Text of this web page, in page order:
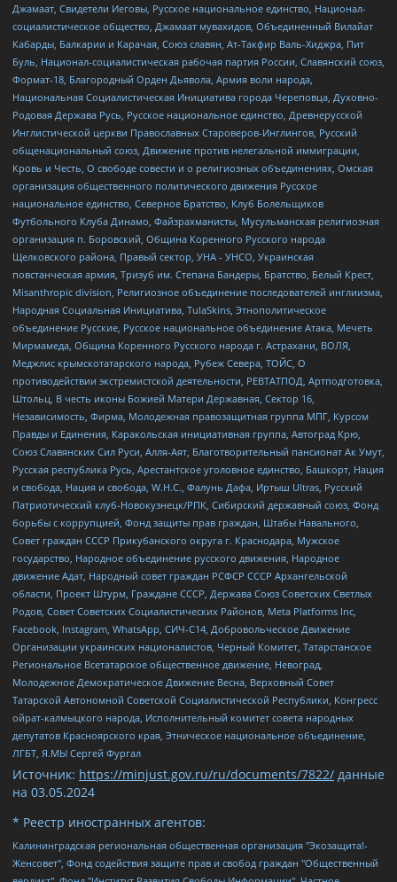
Джамаат, Свидетели Иеговы, Русское национальное единство, Национал-
социалистическое общество, Джамаат мувахидов, Объединенный Вилайат
Кабарды, Балкарии и Карачая, Союз славян, Ат-Такфир Валь-Хиджра, Пит
Буль, Национал-социалистическая рабочая партия России, Славянский союз,
Формат-18, Благородный Орден Дьявола, Армия воли народа,
Национальная Социалистическая Инициатива города Череповца, Духовно-
Родовая Держава Русь, Русское национальное единство, Древнерусской
Инглистической церкви Православных Староверов-Инглингов, Русский
общенациональный союз, Движение против нелегальной иммиграции,
Кровь и Честь, О свободе совести и о религиозных объединениях, Омская
организация общественного политического движения Русское
национальное единство, Северное Братство, Клуб Болельщиков
Футбольного Клуба Динамо, Файзрахманисты, Мусульманская религиозная
организация п. Боровский, Община Коренного Русского народа
Щелковского района, Правый сектор, УНА - УНСО, Украинская
повстанческая армия, Тризуб им. Степана Бандеры, Братство, Белый Крест,
Misanthropic division, Религиозное объединение последователей инглиизма,
Народная Социальная Инициатива, TulaSkins, Этнополитическое
объединение Русские, Русское национальное объединение Атака, Мечеть
Мирмамеда, Община Коренного Русского народа г. Астрахани, ВОЛЯ,
Меджлис крымскотатарского народа, Рубеж Севера, ТОЙС, О
противодействии экстремистской деятельности, РЕВТАТПОД, Артподготовка,
Штольц, В честь иконы Божией Матери Державная, Сектор 16,
Независимость, Фирма, Молодежная правозащитная группа МПГ, Курсом
Правды и Единения, Каракольская инициативная группа, Автоград Крю,
Союз Славянских Сил Руси, Алля-Аят, Благотворительный пансионат Ак Умут,
Русская республика Русь, Арестантское уголовное единство, Башкорт, Нация
и свобода, Нация и свобода, W.H.С., Фалунь Дафа, Иртыш Ultras, Русский
Патриотический клуб-Новокузнецк/РПК, Сибирский державный союз, Фонд
борьбы с коррупцией, Фонд защиты прав граждан, Штабы Навального,
Совет граждан СССР Прикубанского округа г. Краснодара, Мужское
государство, Народное объединение русского движения, Народное
движение Адат, Народный совет граждан РСФСР СССР Архангельской
области, Проект Штурм, Граждане СССР, Держава Союз Советских Светлых
Родов, Совет Советских Социалистических Районов, Meta Platforms Inc,
Facebook, Instagram, WhatsApp, СИЧ-С14, Добровольческое Движение
Организации украинских националистов, Черный Комитет, Татарстанское
Региональное Всетатарское общественное движение, Невоград,
Молодежное Демократическое Движение Весна, Верховный Совет
Татарской Автономной Советской Социалистической Республики, Конгресс
ойрат-калмыцкого народа, Исполнительный комитет совета народных
депутатов Красноярского края, Этническое национальное объединение,
ЛГБТ, Я.МЫ Сергей Фургал
Источник: https://minjust.gov.ru/ru/documents/7822/ данные
на 03.05.2024
* Реестр иностранных агентов:
Калининградская региональная общественная организация "Экозащита!-Женсовет", Фонд содействия защите прав и свобод граждан "Общественный вердикт", Фонд "Институт Развития Свободы Информации", Частное учреждение "Информационное агентство МЕМО. РУ", Региональная общественная организация "Общественная комиссия по сохранению наследия академика Сахарова", Фонд поддержки свободы прессы, Санкт-Петербургская общественная правозащитная организация "Гражданский контроль", Межрегиональная общественная организация "Информационно-просветительский центр "Мемориал", Региональный Фонд "Центр Защиты Прав Средств Массовой Информации", с 05.12.2023 Фонд "Центр Защиты Прав Средств массовой информации", Региональная общественная благотворительная организация помощи беженцам и мигрантам "Гражданское содействие", Негосударственное образовательное учреждение дополнительного профессионального образования (повышение квалификации) специалистов "АКАДЕМИЯ ПО ПРАВАМ ЧЕЛОВЕКА", Свердловская региональная общественная организация "Сутяжник", Автономная некоммерческая организация "Центр независимых социологических исследований", Союз общественных объединений "Российский исследовательский центр по правам человека", Региональное общественное учреждение научно-информационный центр "МЕМОРИАЛ", Некоммерческая организация "Фонд защиты гласности", Автономная некоммерческая организация "Институт прав человека", Городская общественная организация "Екатеринбургское общество "МЕМОРИАЛ", Городская общественная организация "Рязанское историко-просветительское и правозащитное общество "Мемориал" (Рязанский Мемориал), Челябинский региональный орган общественной самодеятельности – женское общественное объединение "Женщины Евразии", Челябинский региональный орган общественной самодеятельности "Уральская правозащитная группа", Фонд содействия защите здоровья и социальной справедливости имени Андрея Рылькова, Автономная Некоммерческая Организация "Аналитический Центр Юрия Левады", Автономная некоммерческая организация социальной поддержки населения "Проект Апрель", Региональная общественная организация помощи женщинам и детям, находящимся в кризисной ситуации "Информационно-методический центр "Анна", Фонд содействия развитию массовых коммуникаций и правовому просвещению "Так-так-Так", Фонд содействия устойчивому развитию "Серебряная тайга", Свердловский региональный общественный фонд социальных проектов "Новое время", "Idel.Реалии", Кавказ.Реалии, Крым.Реалии, Телеканал Настоящее Время, Татаро-башкирская служба Радио Свобода (Azatliq Radiosi), Радио Свободная Европа/Радио Свобода (PCE/PC), "Сибирь.Реалии", "Фактограф", Благотворительный фонд помощи осужденным и их семьям, Автономная некоммерческая организация "Институт глобализации и социальных движений", Фонд "В защиту прав заключенных", Частное учреждение "Центр поддержки и содействия развитию средств массовой информации", Пензенский региональный общественный благотворительный фонд "Гражданский союз", "Север.Реалии", Некоммерческая организация Фонд "Правовая инициатива", Общество с ограниченной ответственностью "Радио Свободная Европа/Радио Свобода", Чешское информационное агентство "MEDIUM-ORIENT", Красноярская региональная общественная организация "Мы против СПИДа", Камалягин Денис Николаевич, Маркелов Сергей Евгеньевич, Пономарев Лев Александрович, Савицкая Людмила Алексеевна, Автономная некоммерческая организация "Центр по работе с проблемой насилия "НАСИЛИЮ.НЕТ", Межрегиональный профессиональный союз работников здравоохранения "Альянс врачей", Юридическое лицо, зарегистрированное в Латвийской Республике, SIA "Medusa Project" (регистрационный номер 40103797863, дата регистрации 10.06.2014), Некоммерческая организация "Фонд по борьбе с коррупцией", Автономная некоммерческая организация "Институт права и публичной политики", Баданин Роман Сергеевич, Гликин Максим Александрович, Железнова Мария Михайловна, Лукьянова Юлия Сергеевна, Маетная Елизавета Витальевна, Маняхин Петр Борисович, Чуракова Ольга Владимировна, Ярош Юлия Петровна, Юридическое лицо "The Insider SIA", зарегистрированное в Риге, Латвийская Республика (дата регистрации 26.06.2015), являющееся администратором доменного имени интернет-издания "The Insider SIA", https://theins.ru, Постернак Алексей Евгеньевич, Рубин Михаил Аркадьевич, Анин Роман Александрович, Юридическое лицо Istories fonds, зарегистрированное в Латвийской Республике (регистрационный номер 50008295751, дата регистрации 24.02.2020), Великовский Дмитрий Александрович, Долинина Ирина Николаевна, Мароховская Алеся Алексеевна, Шлейнов Роман Юрьевич, Шмагун Олеся Валентиновна, Общество с ограниченной ответственностью "Альтаир 2021", Общество с ограниченной ответственностью "Вега 2021", Общество с ограниченной ответственностью "Главный редактор 2021", Общество с ограниченной ответственностью "Ромашки монолит", Важенков Артем Валерьевич, Ивановская областная общественная организация "Центр гендерных исследований", Гурман Юрий Альбертович, Медиапроект "ОВД-Инфо", Егоров Владимир Владимирович, Жилинский Владимир Александрович, Общество с ограниченной ответственностью "ЗП", Иванова София Юрьевна, Карезина Инна Павловна, Кильтау Екатерина Викторовна, Петров Алексей Викторович, Пискунов Сергей Евгеньевич, Смирнов Сергей Сергеевич, Тихонов Михаил Сергеевич, Общество с ограниченной ответственностью "ЖУРНАЛИСТ-ИНОСТРАННЫЙ АГЕНТ", Арапова Галина Юрьевна, Вольтская Татьяна Анатольевна, Американская компания "Mason G.E.S. Anonymous Foundation" (США), являющаяся владельцем интернет-издания https://mnews.world/, Компания "Stichting Bellingcat", зарегистрированная в Нидерландах (дата регистрации 11.07.2018), Захаров Андрей Вячеславович, Клепиковская Екатерина Дмитриевна, Общество с ограниченной ответственностью "МЕМО", Перл Роман Александрович, Симонов Евгений Алексеевич, Соловьева Елена Анатольевна, Сотников Даниил Владимирович, Сурначева Елизавета Дмитриевна, Автономная некоммерческая организация по защите прав человека и информированию населения "Якутия – Наше Мнение", Общество с ограниченной ответственностью "Москоу диджитал медиа", с 26.01.2023 Общество с ограниченной ответственностью "Чайка Белые сады", Ветошкина Валерия Валерьевна, Заговора Максим Александрович, Межрегиональное общественное движение "Российская ЛГБТ - сеть", Оленичев Максим Владимирович, Павлов Иван Юрьевич, Скворцова Елена Сергеевна, Общество с ограниченной ответственностью "Как бы инагент", Кочетков Игорь Викторович, Общество с ограниченной ответственностью "Честные выборы", Еланчик Олег Александрович, Общество с ограниченной ответственностью "Нобелевский призыв", Гималова Регина Эмилевна, Григорьев Андрей Валерьевич, Григорьева Алина Александровна, Ассоциация по содействию защите прав призывников, альтернативнослужащих и военнослужащих "Правозащитная группа "Гражданин.Армия.Право", Хисамова Регина Фаритовна, Автономная некоммерческая организация по реализации социально-правовых программ "Лилит", Дальневосточное общественное движение "Маяк", Санкт-Петербургская ЛГБТ-инициативная группа "Выход", Инициативная группа ЛГБТ+ "Реверс", Алексеев Андрей Викторович, Бекбулатова Таисия Львовна, Беляев Иван Михайлович, Владыкина Елена Сергеевна, Гельман Марат Александрович, Никульшина Вероника Юрьевна, Толоконникова Надежда Андреевна, Шендерович Виктор Анатольевич, Общество с ограниченной ответственностью "Данное сообщение", Общество с ограниченной ответственностью Издательский дом "Новая глава", Айнбиндер Александра Александровна, Московский комьюнити-центр для ЛГБТ+инициатив, Благотворительный фонд развития филантропии, Deutsche Welle (Германия, Kurt-Schumacher-Strasse 3, 53113 Bonn), Борзунова Мария Михайловна, Воробьев Виктор Викторович, Голубева Анна Львовна, Константинова Алла Михайловна, Малкова Ирина Владимировна, Мурадов Мурад Абдулгалимович, Осетинская Елизавета Николаевна, Понасенков Евгений Николаевич, Ганапольский Матвей Юрьевич, Киселев Евгений Алексеевич, Борухович Ирина Григорьевна, Дремин Иван Тимофеевич, Дубровский Дмитрий Викторович, Красноярская региональная общественная организация поддержки и развития альтернативных образовательных технологий и межкультурных коммуникаций "ИНТЕРРА", Маяковская Екатерина Алексеевна, Фейгин Марк Захарович, Филимонов Андрей Викторович, Дзугкоева Регина Николаевна, Доброхотов Роман Александрович, Дудь Юрий Александрович, Елкин Сергей Владимирович, Кругликов Кирилл Игоревич, Сабунаева Мария Леонидовна, Семенов Алексей Владимирович, Шаинян Карен Багратович, Шульман Екатерина Михайловна, Асафьев Артур Валерьевич, Вахштайн Виктор Семенович, Венедиктов Алексей Алексеевич, Лушникова Екатерина Евгеньевна, Волков Леонид Михайлович, Невзоров Александр Глебович, Пархоменко Сергей Борисович, Сироткин Ярослав Николаевич, Кара-Мурза Владимир Владимирович, Баранова Наталья Владимировна, Гозман Леонид Яковлевич, Кагарлицкий Борис Юльевич, Климарев Михаил Валерьевич, Милов Владимир Станиславович, Автономная некоммерческая организация Краснодарский центр современного искусства "Типография", Моргенштерн Алишер Тагирович, Соболь Любовь Эдуардовна, Общество с ограниченной ответственностью "ЛИЗА НОРМ", Каспаров Гарри Кимович, Ходорковский Михаил Борисович, Общество с ограниченной ответственностью "Апрельские тезисы", Данилович Ирина Брониславовна, Кашин Олег Владимирович, Петров Николай Владимирович, Пивоваров Алексей Владимирович, Соколов Михаил Владимирович, Цветкова Юлия Владимировна, Чичваркин Евгений Александрович, Комитет против пыток/Команда против пыток, Общество с ограниченной ответственностью "Первый научный", Общество с ограниченной ответственностью "Вертолет и ко", Белоцерковская Вероника Борисовна, Кац Максим Евгеньевич, Лазарева Татьяна Юрьевна, Шаведдинов Руслан Табризович, Яшин Илья Валерьевич, Общество с ограниченной ответственностью "Иноагент ААВ", Алешковский Дмитрий Петрович, Альбац Евгения Марковна, Быков Дмитрий Львович, Галямина Юлия Евгеньевна, Лойко Сергей Леонидович, Мартынов Кирилл Константинович, Медведев Сергей Александрович, Крашенинников Федор Геннадиевич, Гордеева Катерина Вл